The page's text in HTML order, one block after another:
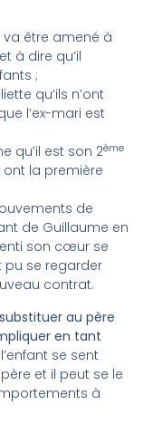
va être amené à
à dire qu’il
;
qu’ils n’ont
l’ex-mari est
qu’il est son 2ème
la première
de
de Guillaume en
son cœur se
pu se regarder
contrat.
au père
en tant
se sent
et il peut se le
à